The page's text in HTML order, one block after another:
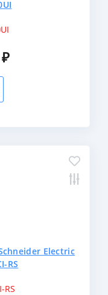
Electric
RS
RS